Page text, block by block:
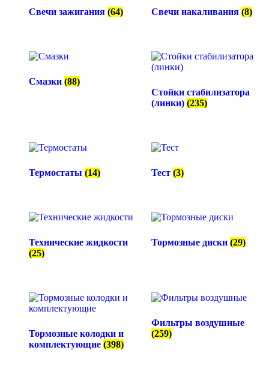
Свечи зажигания (64) Свечи накаливания (8)
Смазки (88)
Стойки стабилизатора
(линки) (235)
Термостаты (14) Тест (3)
Технические жидкости
(25)
Тормозные диски (29)
Тормозные колодки и
комплектующие (398)
Фильтры воздушные
(259)